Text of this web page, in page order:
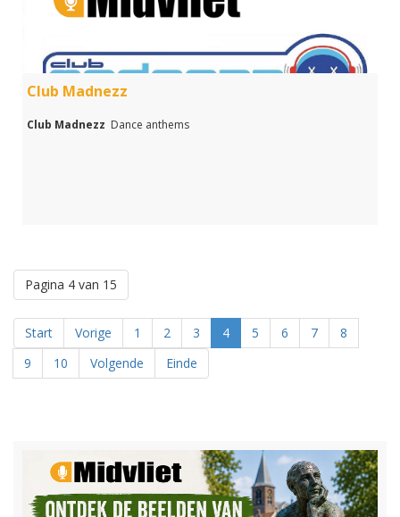
Club Madnezz
Club Madnezz Dance anthems
Pagina 4 van 15
Start Vorige 1 2 3 4 5 6 7
8
9
10 Volgende Einde